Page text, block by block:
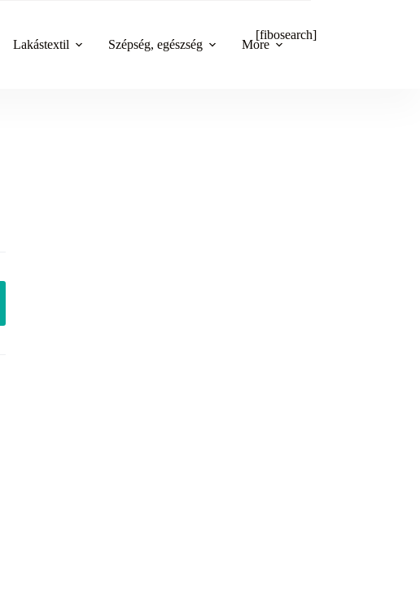
Lakástextil Szépség, egészség More
[fibosearch]